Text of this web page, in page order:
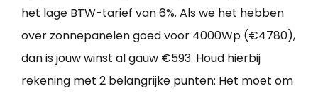
het lage BTW-tarief van 6%. Als we het hebben
over zonnepanelen goed voor 4000Wp (€4780),
dan is jouw winst al gauw €593. Houd hierbij
rekening met 2 belangrijke punten: Het moet om